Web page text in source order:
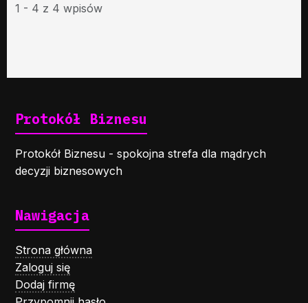
1 - 4 z 4 wpisów
Protokół Biznesu
Protokół Biznesu - spokojna strefa dla mądrych
decyzji biznesowych
Nawigacja
Strona główna
Zaloguj się
Dodaj firmę